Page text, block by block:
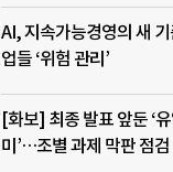
AI, 지속가능경영의 새
업들 ‘위험 관리’
[화보] 최종 발표 앞둔 ‘
미’…조별 과제 막판 점검